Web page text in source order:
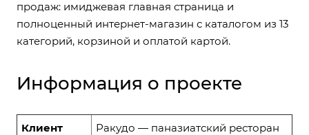
продаж: имиджевая главная страница и
полноценный интернет-магазин с каталогом из 13
категорий, корзиной и оплатой картой.
Информация о проекте
Клиент
Ракудо — паназиатский ресторан